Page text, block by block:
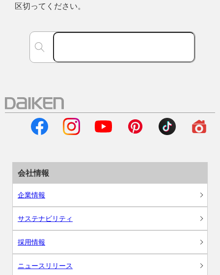
区切ってください。
会社情報
企業情報
サステナビリティ
採用情報
ニュースリリース